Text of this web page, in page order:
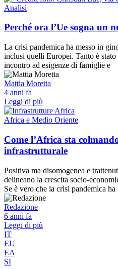
Analisi
Perché ora l’Ue sogna un
La crisi pandemica ha messo in
inclusi quelli Europei. Tanto è
incontro ad esigenze di famiglie e
Mattia Moretta
4 anni fa
Leggi di più
Africa e Medio Oriente
Come l’Africa sta
infrastrutturale
Positiva ma disomogenea e
delineano la crescita socio-
Se è vero che la crisi pandemica
Redazione
6 anni fa
Leggi di più
IT
EU
EA
SI